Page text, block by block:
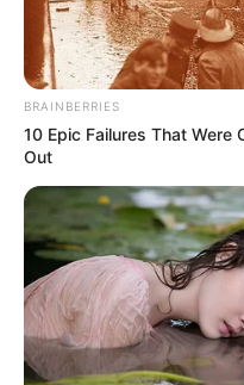
ΣΠΑΜΕ ΤΟ ΜΑΤΡΙΞ –
BRAINBERRIES
10 Epic Failures That
Out